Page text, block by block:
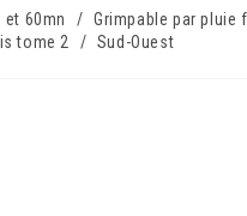
et 60mn / Grimpable par pluie
tome 2 / Sud-Ouest